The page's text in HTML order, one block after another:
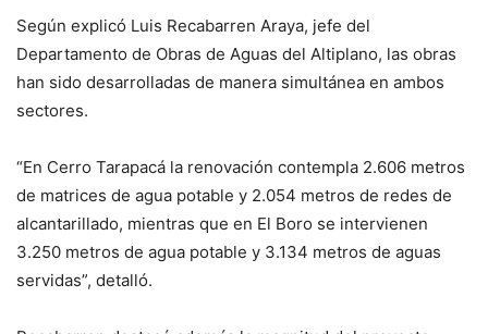
Según explicó Luis Recabarren Araya, jefe del
Departamento de Obras de Aguas del Altiplano, las obras
han sido desarrolladas de manera simultánea en ambos
sectores.
“En Cerro Tarapacá la renovación contempla 2.606 metros
de matrices de agua potable y 2.054 metros de redes de
alcantarillado, mientras que en El Boro se intervienen
3.250 metros de agua potable y 3.134 metros de aguas
servidas”, detalló.